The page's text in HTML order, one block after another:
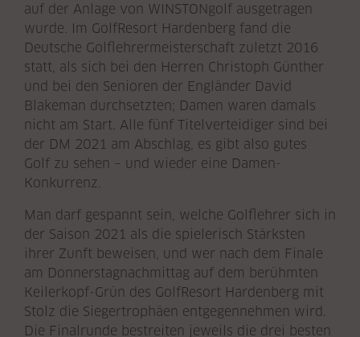
auf der Anlage von WINSTONgolf ausgetragen
wurde. Im GolfResort Hardenberg fand die
Deutsche Golflehrermeisterschaft zuletzt 2016
statt, als sich bei den Herren Christoph Günther
und bei den Senioren der Engländer David
Blakeman durchsetzten; Damen waren damals
nicht am Start. Alle fünf Titelverteidiger sind bei
der DM 2021 am Abschlag, es gibt also gutes
Golf zu sehen – und wieder eine Damen-
Konkurrenz.
Man darf gespannt sein, welche Golflehrer sich in
der Saison 2021 als die spielerisch Stärksten
ihrer Zunft beweisen, und wer nach dem Finale
am Donnerstagnachmittag auf dem berühmten
Keilerkopf-Grün des GolfResort Hardenberg mit
Stolz die Siegertrophäen entgegennehmen wird.
Die Finalrunde bestreiten jeweils die drei besten